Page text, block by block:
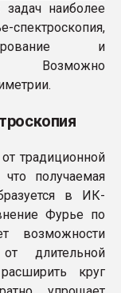
задач наиболее
и
Возможно
традиционной
получаемая
в ИК-
Фурье по
возможности
длительной
круг